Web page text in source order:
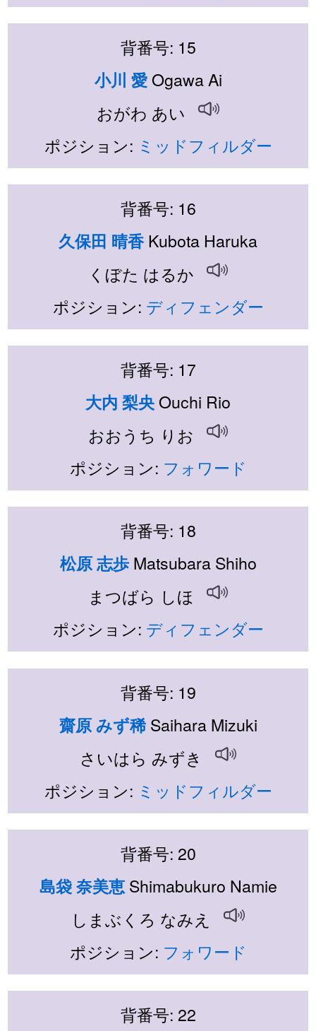
背番号: 15
小川 愛Ogawa Ai
おがわ あい
ポジション: ミッドフィルダー
背番号: 16
久保田 晴香Kubota Haruka
くぼた はるか
ポジション: ディフェンダー
背番号: 17
大内 梨央Ouchi Rio
おおうち りお
ポジション: フォワード
背番号: 18
松原 志歩Matsubara Shiho
まつばら しほ
ポジション: ディフェンダー
背番号: 19
齋原 みず稀Saihara Mizuki
さいはら みずき
ポジション: ミッドフィルダー
背番号: 20
島袋 奈美恵Shimabukuro Namie
しまぶくろ なみえ
ポジション: フォワード
背番号: 22